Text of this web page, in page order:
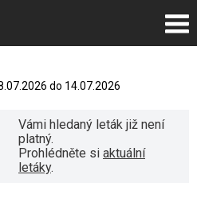
do 14.07.2026
Vámi hledaný leták již není
platný.
Prohlédněte si aktuální
letáky.